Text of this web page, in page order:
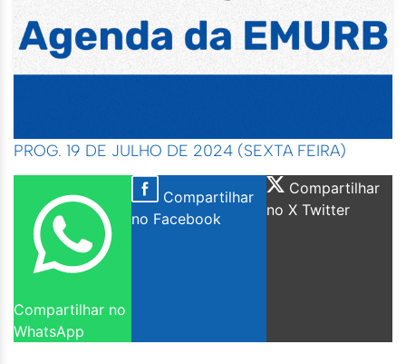
PROG. 19 DE JULHO DE 2024 (SEXTA FEIRA)
Compartilhar no
WhatsApp
Compartilhar
no Facebook
Compartilhar
no X Twitter